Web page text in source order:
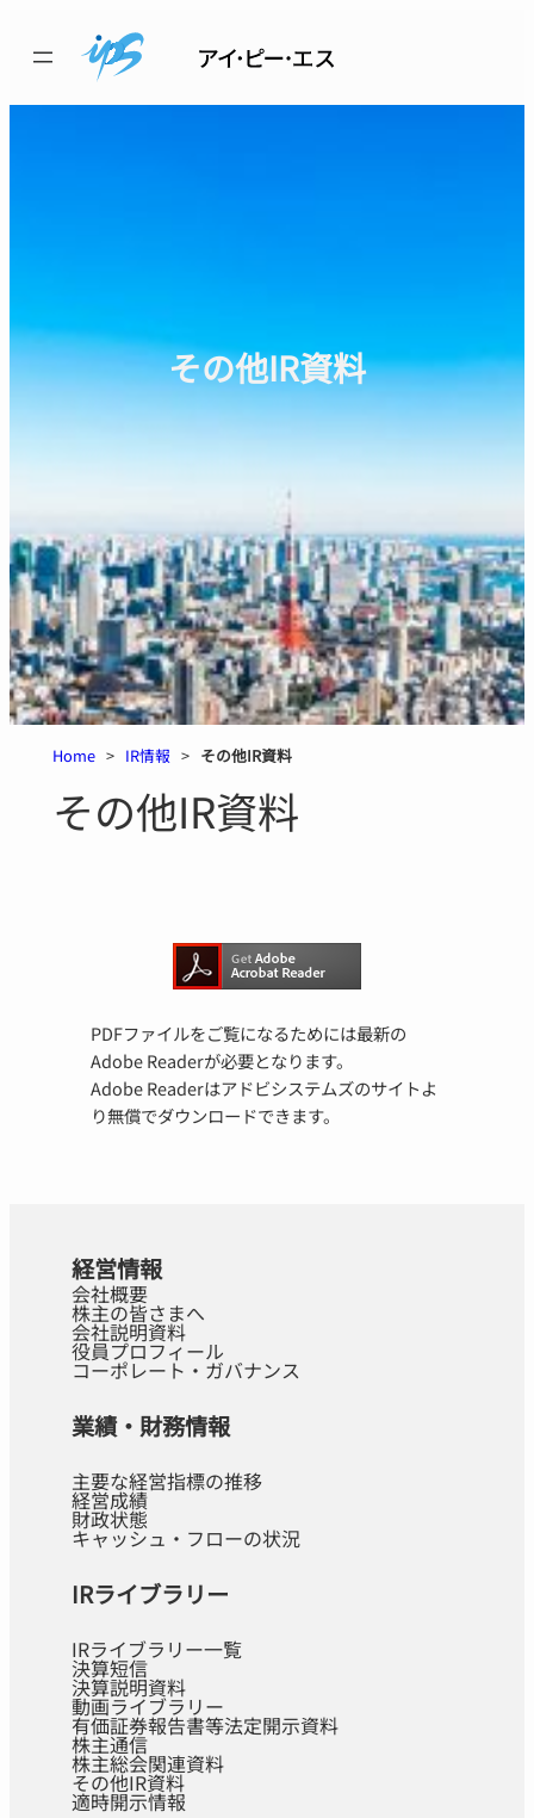
ス
その他IR資料
Home > IR情報 > その他IR資料
その他IR資料
PDFファイルをご覧になるためには最新の
Adobe Readerが必要となります。
Adobe Readerはアドビシステムズのサイトよ
り無償でダウンロードできます。
経営情報
会社概要
株主の皆さまへ
会社説明資料
役員プロフィール
コーポレート・ガバナンス
業績・財務情報
主要な経営指標の推移
経営成績
財政状態
キャッシュ・フローの状況
IRライブラリー
IRライブラリー一覧
決算短信
決算説明資料
動画ライブラリー
有価証券報告書等法定開示資料
株主通信
株主総会関連資料
その他IR資料
適時開示情報